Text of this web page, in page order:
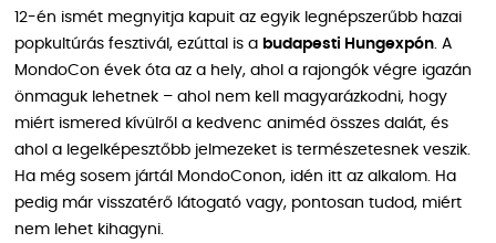
12-én ismét megnyitja kapuit az egyik legnépszerűbb hazai
popkultúrás fesztivál, ezúttal is a budapesti Hungexpón . A
MondoCon évek óta az a hely, ahol a rajongók végre igazán
önmaguk lehetnek – ahol nem kell magyarázkodni, hogy
miért ismered kívülről a kedvenc animéd összes dalát, és
ahol a legelképesztőbb jelmezeket is természetesnek veszik.
Ha még sosem jártál MondoConon, idén itt az alkalom. Ha
pedig már visszatérő látogató vagy, pontosan tudod, miért
nem lehet kihagyni.